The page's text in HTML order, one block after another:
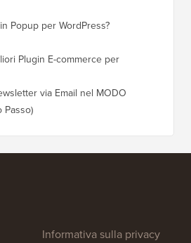
Popup per WordPress?
Plugin E-commerce per
via Email nel MODO
Passo)
Informativa sulla privacy